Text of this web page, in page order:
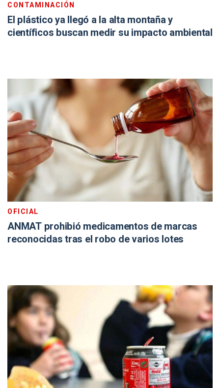
CONTAMINACIÓN
El plástico ya llegó a la alta montaña y
científicos buscan medir su impacto ambiental
OFICIAL
ANMAT prohibió medicamentos de marcas
reconocidas tras el robo de varios lotes